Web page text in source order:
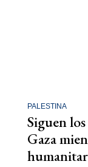
PALESTINA
Siguen
Gaza